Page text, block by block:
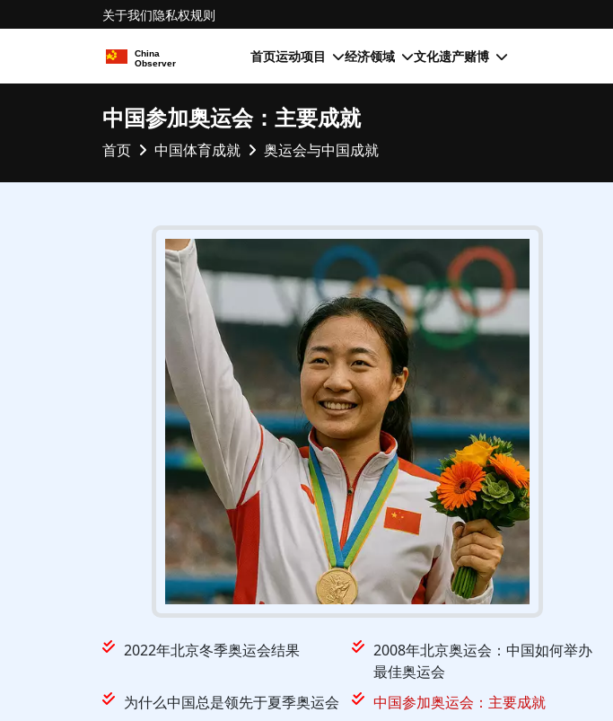
关于我们隐私权规则
首页运动项目 经济领域 文化遗产赌博
中国参加奥运会：主要成就
首页 中国体育成就 奥运会与中国成就
2022年北京冬季奥运会结果
2008年北京奥运会：中国如何举办
最佳奥运会
为什么中国总是领先于夏季奥运会
中国参加奥运会：主要成就